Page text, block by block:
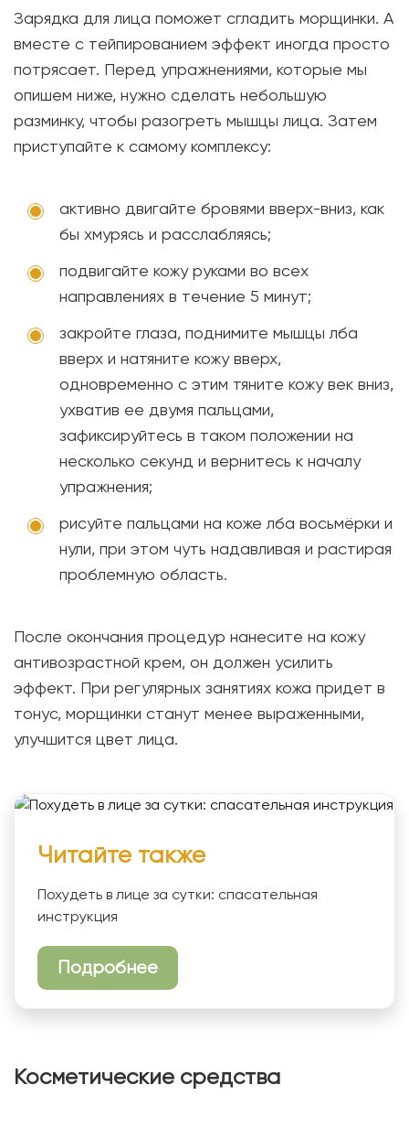
Зарядка для лица поможет сгладить морщинки. А
вместе с тейпированием эффект иногда просто
потрясает. Перед упражнениями, которые мы
опишем ниже, нужно сделать небольшую
разминку, чтобы разогреть мышцы лица. Затем
приступайте к самому комплексу:
активно двигайте бровями вверх-вниз, как
бы хмурясь и расслабляясь;
подвигайте кожу руками во всех
направлениях в течение 5 минут;
закройте глаза, поднимите мышцы лба
вверх и натяните кожу вверх,
одновременно с этим тяните кожу век вниз,
ухватив ее двумя пальцами,
зафиксируйтесь в таком положении на
несколько секунд и вернитесь к началу
упражнения;
рисуйте пальцами на коже лба восьмёрки и
нули, при этом чуть надавливая и растирая
проблемную область.
После окончания процедур нанесите на кожу
антивозрастной крем, он должен усилить
эффект. При регулярных занятиях кожа придет в
тонус, морщинки станут менее выраженными,
улучшится цвет лица.
Читайте также
Похудеть в лице за сутки: спасательная
инструкция
Подробнее
Косметические средства